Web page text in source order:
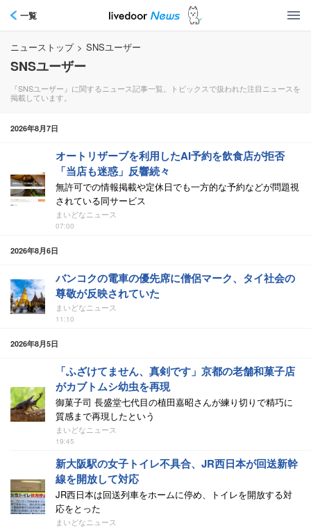
一覧
ニューストップ > SNSユーザー
SNSユーザー
『SNSユーザー』に関するニュース記事一覧。トピックスで扱われた注目ニュースを
掲載しています。
2026年8月7日
オートリザーブを利用したAI予約を飲食店が拒否
「当店も迷惑」反響続々
無許可での情報掲載や定休日でも一方的な予約などが問題視
されている同サービス
まいどなニュース
07:00
2026年8月6日
バンコクの電車の優先席に僧侶マーク、タイ社会の
尊敬が反映されていた
まいどなニュース
11:10
2026年8月5日
「ふざけてません、真剣です」京都の老舗和菓子店
がカブトムシ幼虫を再現
御菓子司 長盛堂七代目の植田嘉昭さんが練り切りで精巧に
質感まで再現したという
まいどなニュース
19:45
新大阪駅の女子トイレ不具合、JR西日本が回送新幹
線を開放して対応
JR西日本は回送列車をホームに停め、トイレを開放する対
応をとった
まいどなニュース